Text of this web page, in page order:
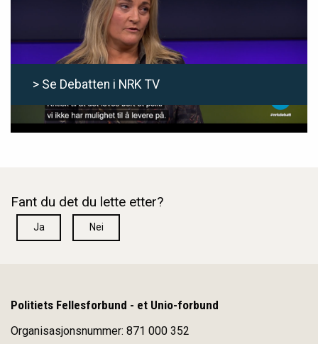
> Se Debatten i NRK TV
Fant du det du lette etter?
Ja Nei
Politiets Fellesforbund - et Unio-forbund
Organisasjonsnummer: 871 000 352